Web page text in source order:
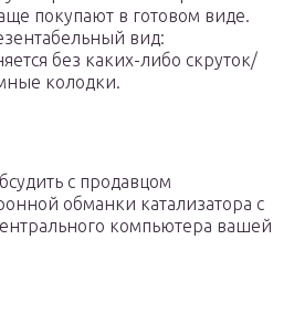
покупают в готовом виде.
вид:
без каких-либо скруток/
колодки.
с продавцом
обманки катализатора с
компьютера вашей